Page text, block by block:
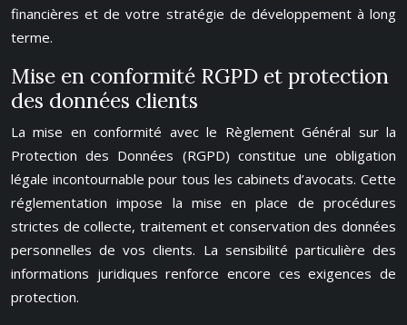
financières et de votre stratégie de développement à long
terme.
Mise en conformité RGPD et protection
des données clients
La mise en conformité avec le Règlement Général sur la
Protection des Données (RGPD) constitue une obligation
légale incontournable pour tous les cabinets d’avocats. Cette
réglementation impose la mise en place de procédures
strictes de collecte, traitement et conservation des données
personnelles de vos clients. La sensibilité particulière des
informations juridiques renforce encore ces exigences de
protection.